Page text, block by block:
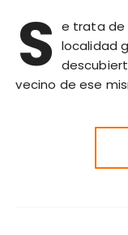
S e trata de
localidad
vecino de ese